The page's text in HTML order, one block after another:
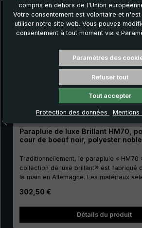
Ignorer la galerie de produits
Parapluie de luxe Brillant HM70,
cour de boeuf noir, polyester
Traditionnellement, le parapluie « HM70
collection de luxe brillant® est fabriqué
la main en Allemagne. Les matériaux
pour hommes un investissement pour la vie. La
couverture est fabriquée en polyester
européen de haute qualité et a une taille
la canne, les baleines et le tape terre,
Prix régulier :
302,50 €
Détails du produit
compris en dehors de l'Union
Votre consentement est volontaire et
utiliser notre site web. Vous pouvez
consentement à tout moment via «
Paramètres des
Refuser tout
Tout accepter
Protection des données Mentions